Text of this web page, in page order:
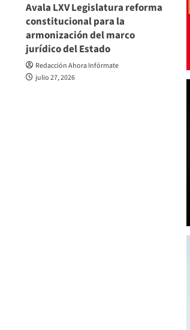
Avala LXV Legislatura reforma
constitucional para la
armonización del marco
jurídico del Estado
Redacción Ahora Infórmate
julio 27, 2026